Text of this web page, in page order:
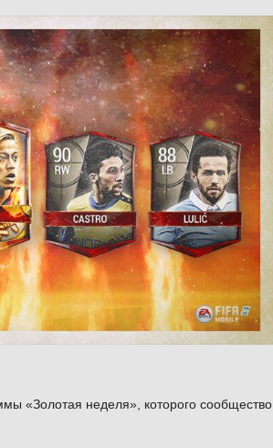
«Золотая неделя», которого сообщество